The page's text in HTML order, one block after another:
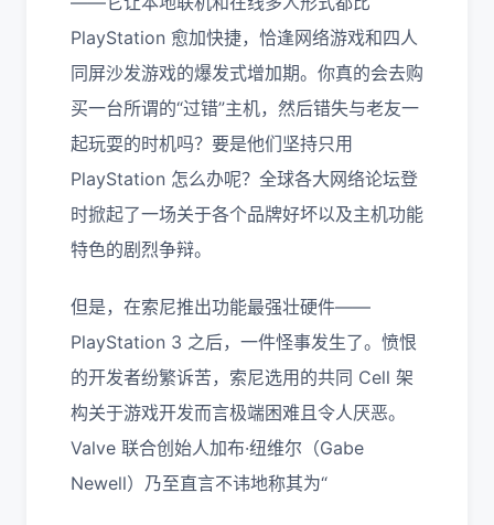
PlayStation 愈加快捷，恰逢网络游戏和四人
同屏沙发游戏的爆发式增加期。你真的会去购
买一台所谓的“过错”主机，然后错失与老友一
起玩耍的时机吗？要是他们坚持只用
PlayStation 怎么办呢？全球各大网络论坛登
时掀起了一场关于各个品牌好坏以及主机功能
特色的剧烈争辩。
但是，在索尼推出功能最强壮硬件——
PlayStation 3 之后，一件怪事发生了。愤恨
的开发者纷繁诉苦，索尼选用的共同 Cell 架
构关于游戏开发而言极端困难且令人厌恶。
Valve 联合创始人加布·纽维尔（Gabe
Newell）乃至直言不讳地称其为“